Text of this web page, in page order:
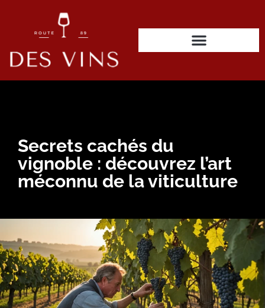
Secrets cachés du
vignoble : découvrez l’art
méconnu de la viticulture